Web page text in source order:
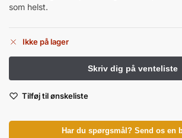
som helst.
Ikke på lager
Tilføj til ønskeliste
Har du spørgsmål? Send os en